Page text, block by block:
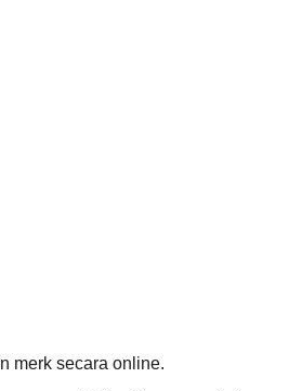
merk secara online.